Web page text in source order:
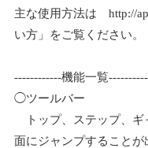
主な使用方法は http://
い方」をご覧ください。
------------機能一覧
◯ツールバー
トップ、ステップ、ギ
面にジャンプすることが